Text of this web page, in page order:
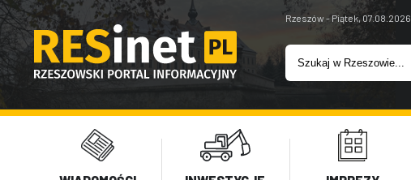
Rzeszów - Piątek, 07.08.2026